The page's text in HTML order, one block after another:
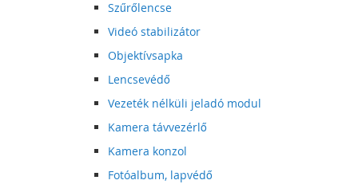
Szűrőlencse
Videó stabilizátor
Objektívsapka
Lencsevédő
Vezeték nélküli jeladó modul
Kamera távvezérlő
Kamera konzol
Fotóalbum, lapvédő